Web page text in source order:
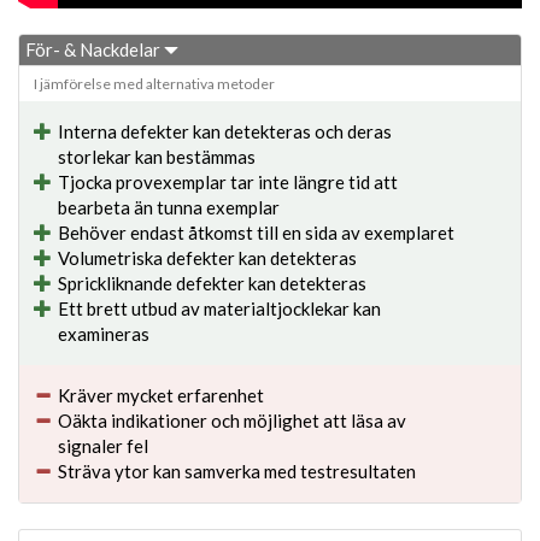
För- & Nackdelar
I jämförelse med alternativa metoder
Interna defekter kan detekteras och deras
storlekar kan bestämmas
Tjocka provexemplar tar inte längre tid att
bearbeta än tunna exemplar
Behöver endast åtkomst till en sida av exemplaret
Volumetriska defekter kan detekteras
Sprickliknande defekter kan detekteras
Ett brett utbud av materialtjocklekar kan
examineras
Kräver mycket erfarenhet
Oäkta indikationer och möjlighet att läsa av
signaler fel
Sträva ytor kan samverka med testresultaten